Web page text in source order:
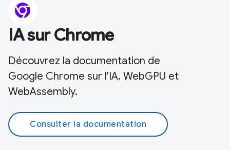
IA sur Chrome
Découvrez la documentation de
Google Chrome sur l'IA, WebGPU et
WebAssembly.
Consulter la documentation